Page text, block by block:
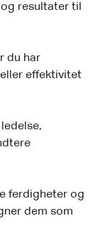
resultater til
du har
effektivitet
ferdigheter og
dem som